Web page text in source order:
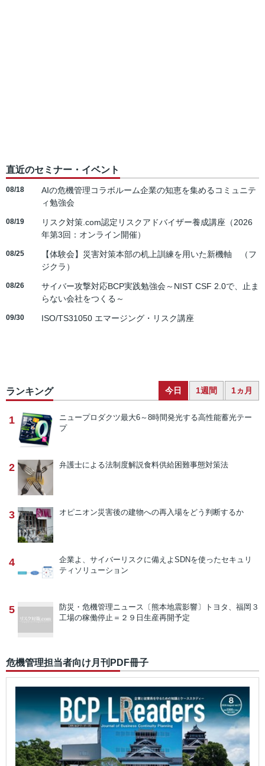
直近のセミナー・イベント
08/18
AIの危機管理コラボルーム企業の知恵を集めるコミュニテ
ィ勉強会
08/19
リスク対策.com認定リスクアドバイザー養成講座（2026
年第3回：オンライン開催）
08/25
【体験会】災害対策本部の机上訓練を用いた新機軸 （フ
ジクラ）
08/26
サイバー攻撃対応BCP実践勉強会～NIST CSF 2.0で、止ま
らない会社をつくる～
09/30 ISO/TS31050 エマージング・リスク講座
ランキング 今日 1週間 1ヵ月
1 ニュープロダクツ最大6～8時間発光する高性能蓄光テー
プ
2 弁護士による法制度解説食料供給困難事態対策法
3 オピニオン災害後の建物への再入場をどう判断するか
4 企業よ、サイバーリスクに備えよ SDNを使ったセキュリ
ティソリューション
5 防災・危機管理ニュース 〔熊本地震影響〕トヨタ、福岡３
工場の稼働停止＝２９日生産再開予定
危機管理担当者向け月刊PDF冊子